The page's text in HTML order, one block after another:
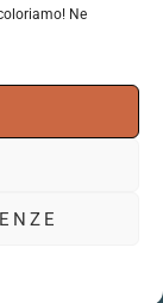
Ne